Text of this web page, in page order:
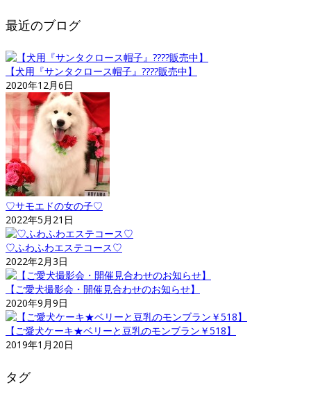
最近のブログ
【犬用『サンタクロース帽子』????販売中】
2020年12月6日
♡サモエドの女の子♡
2022年5月21日
♡ふわふわエステコース♡
2022年2月3日
【ご愛犬撮影会・開催見合わせのお知らせ】
2020年9月9日
【ご愛犬ケーキ★ベリーと豆乳のモンブラン￥518】
2019年1月20日
タグ